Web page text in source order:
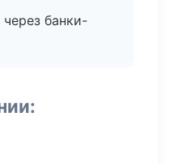
банки-